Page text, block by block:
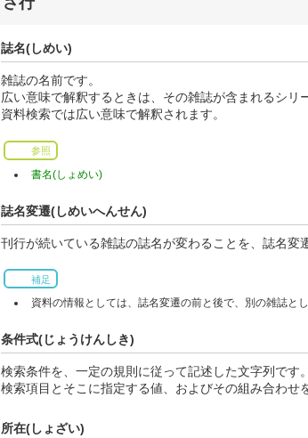
誌名(しめい)
雑誌の名前です。
広い意味で解釈するときは、その雑誌が含まれるシリ
資料検索では広い意味で解釈されます。
参照
書名(しょめい)
誌名変遷(しめいへんせん)
刊行が続いている雑誌の誌名が変わることを、誌名変
補足
資料の情報としては、誌名変遷の前と後で、別の雑誌とし
条件式(じょうけんしき)
検索条件を、一定の規則に従って記述した文字列です。
検索項目とそこに指定する値、およびその組み合わせ
所在(しょざい)